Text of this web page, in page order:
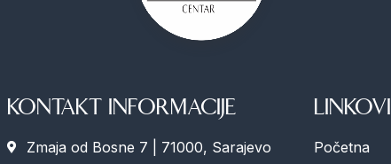
KONTAKT INFORMACIJE
Zmaja od Bosne 7 | 71000, Sarajevo
LINKOVI
Početna